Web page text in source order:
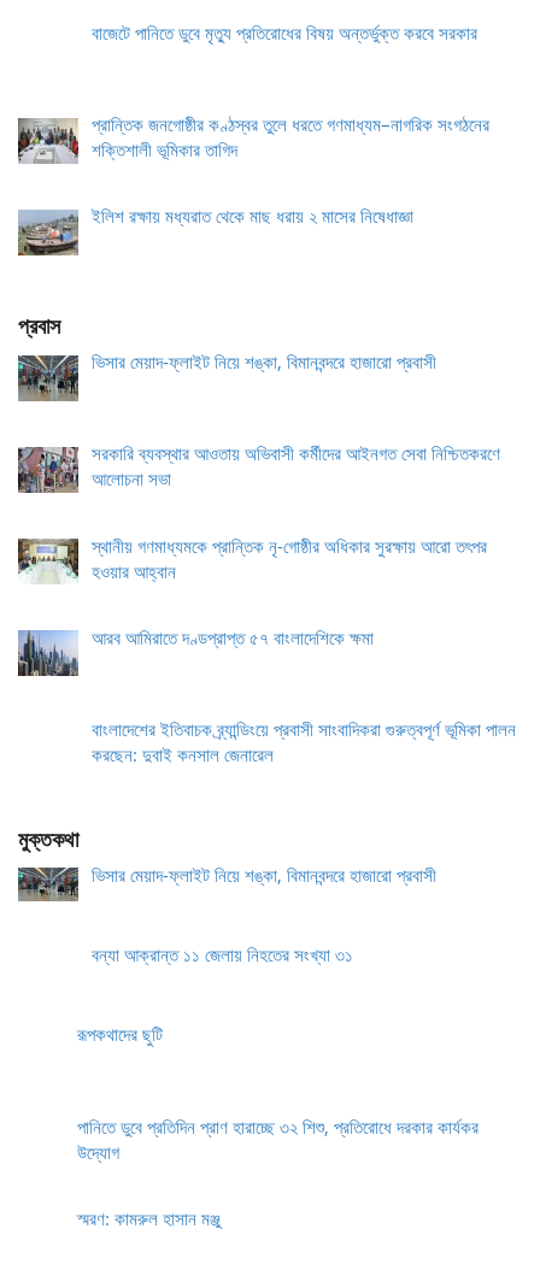
বাজেটে পানিতে ডুবে মৃত্যু প্রতিরোধের বিষয় অন্তর্ভুক্ত করবে সরকার
প্রান্তিক জনগোষ্ঠীর কণ্ঠস্বর তুলে ধরতে গণমাধ্যম–নাগরিক সংগঠনের
শক্তিশালী ভূমিকার তাগিদ
ইলিশ রক্ষায় মধ্যরাত থেকে মাছ ধরায় ২ মাসের নিষেধাজ্ঞা
প্রবাস
ভিসার মেয়াদ-ফ্লাইট নিয়ে শঙ্কা, বিমানবন্দরে হাজারো প্রবাসী
সরকারি ব্যবস্থার আওতায় অভিবাসী কর্মীদের আইনগত সেবা নিশ্চিতকরণে
আলোচনা সভা
স্থানীয় গণমাধ্যমকে প্রান্তিক নৃ-গোষ্ঠীর অধিকার সুরক্ষায় আরো তৎপর
হওয়ার আহ্বান
আরব আমিরাতে দণ্ডপ্রাপ্ত ৫৭ বাংলাদেশিকে ক্ষমা
বাংলাদেশের ইতিবাচক ব্র্যান্ডিংয়ে প্রবাসী সাংবাদিকরা গুরুত্বপূর্ণ ভূমিকা পালন
করছেন: দুবাই কনসাল জেনারেল
মুক্তকথা
ভিসার মেয়াদ-ফ্লাইট নিয়ে শঙ্কা, বিমানবন্দরে হাজারো প্রবাসী
বন্যা আক্রান্ত ১১ জেলায় নিহতের সংখ্যা ৩১
রূপকথাদের ছুটি
পানিতে ডুবে প্রতিদিন প্রাণ হারাচ্ছে ৩২ শিশু, প্রতিরোধে দরকার কার্যকর
উদ্যোগ
স্মরণ: কামরুল হাসান মঞ্জু